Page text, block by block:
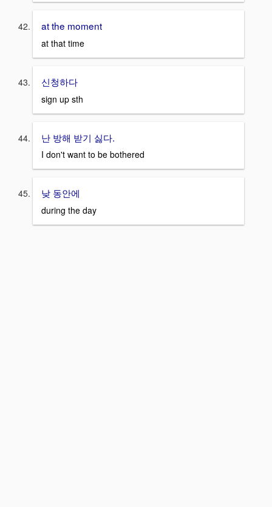
at the moment
at that time
신청하다
sign up sth
난 방해 받기 싫다.
I don't want to be bothered
낮 동안에
during the day